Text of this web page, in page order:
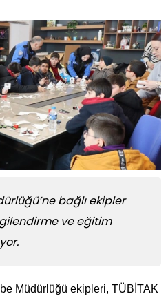
bağlı ekipler
ve eğitim
Müdürlüğü ekipleri, TÜBİTAK